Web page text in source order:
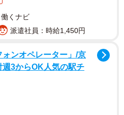
くナビ
派遣社員：時給1,450円
ンオペレーター」/京
3からOK人気の駅チ